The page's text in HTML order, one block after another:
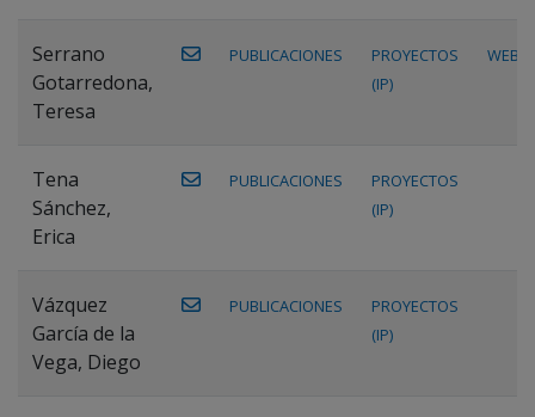
Serrano
Gotarredona,
Teresa
PUBLICACIONES
PROYECTOS
(IP)
WEB
Tena
Sánchez,
Erica
PUBLICACIONES
PROYECTOS
(IP)
Vázquez
García de la
Vega, Diego
PUBLICACIONES
PROYECTOS
(IP)